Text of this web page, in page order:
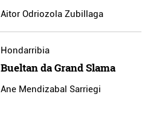
Aitor Odriozola Zubillaga
Hondarribia
Bueltan da Grand Slama
Ane Mendizabal Sarriegi